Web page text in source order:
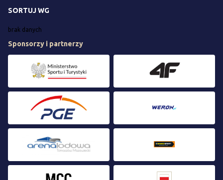
SORTUJ WG
brak danych
Sponsorzy i partnerzy